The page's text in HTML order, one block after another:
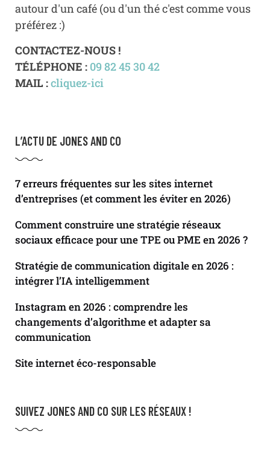
autour d'un café (ou d'un thé c'est comme vous
préférez :)
CONTACTEZ-NOUS !
TÉLÉPHONE : 09 82 45 30 42
MAIL :cliquez-ici
L’ACTU DE JONES AND CO
7 erreurs fréquentes sur les sites internet
d’entreprises (et comment les éviter en 2026)
Comment construire une stratégie réseaux
sociaux efficace pour une TPE ou PME en 2026 ?
Stratégie de communication digitale en 2026 :
intégrer l’IA intelligemment
Instagram en 2026 : comprendre les
changements d’algorithme et adapter sa
communication
Site internet éco-responsable
SUIVEZ JONES AND CO SUR LES RÉSEAUX !